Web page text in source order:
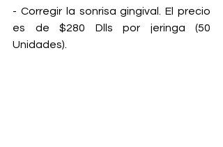
- Corregir la sonrisa gingival. El precio
es de $280 Dlls por jeringa (50
Unidades).